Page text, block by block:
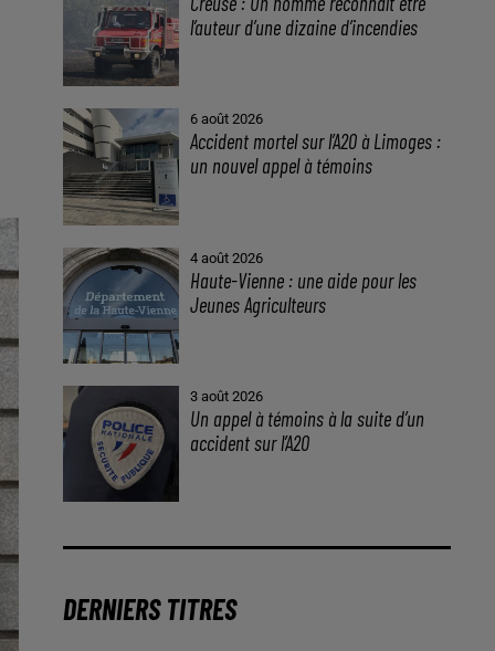
l’auteur d’une dizaine d’incendies
6 août 2026
Accident mortel sur l’A20 à Limoges :
un nouvel appel à témoins
4 août 2026
Haute-Vienne : une aide pour les
Jeunes Agriculteurs
3 août 2026
Un appel à témoins à la suite d’un
accident sur l’A20
DERNIERS TITRES